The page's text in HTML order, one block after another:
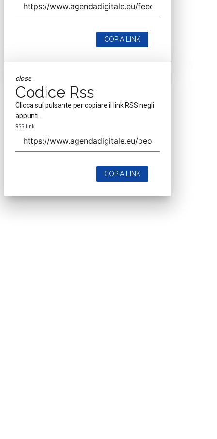
COPIA LINK
close
Codice Rss
Clicca sul pulsante per copiare il link RSS negli
appunti.
RSS link
COPIA LINK